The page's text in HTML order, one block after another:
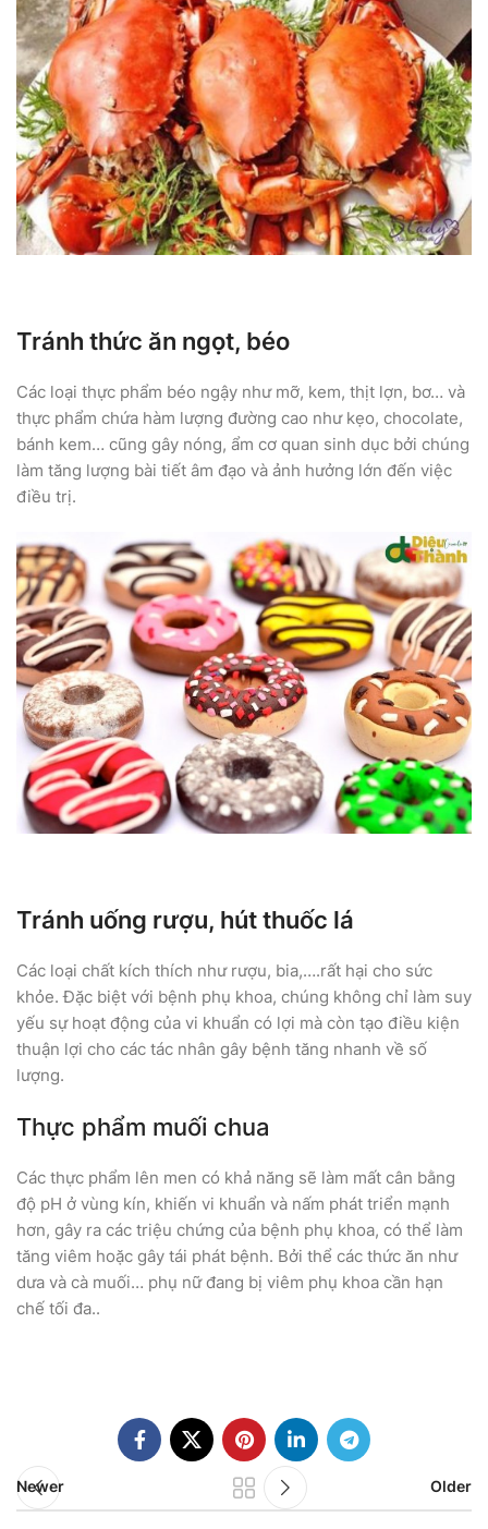
Tránh thức ăn ngọt, béo
Các loại thực phẩm béo ngậy như mỡ, kem, thịt lợn, bơ… và
thực phẩm chứa hàm lượng đường cao như kẹo, chocolate,
bánh kem… cũng gây nóng, ẩm cơ quan sinh dục bởi chúng
làm tăng lượng bài tiết âm đạo và ảnh hưởng lớn đến việc
điều trị.
Tránh uống rượu, hút thuốc lá
Các loại chất kích thích như rượu, bia,….rất hại cho sức
khỏe. Đặc biệt với bệnh phụ khoa, chúng không chỉ làm suy
yếu sự hoạt động của vi khuẩn có lợi mà còn tạo điều kiện
thuận lợi cho các tác nhân gây bệnh tăng nhanh về số
lượng.
Thực phẩm muối chua
Các thực phẩm lên men có khả năng sẽ làm mất cân bằng
độ pH ở vùng kín, khiến vi khuẩn và nấm phát triển mạnh
hơn, gây ra các triệu chứng của bệnh phụ khoa, có thể làm
tăng viêm hoặc gây tái phát bệnh. Bởi thể các thức ăn như
dưa và cà muối… phụ nữ đang bị viêm phụ khoa cần hạn
chế tối đa..
Newer Older